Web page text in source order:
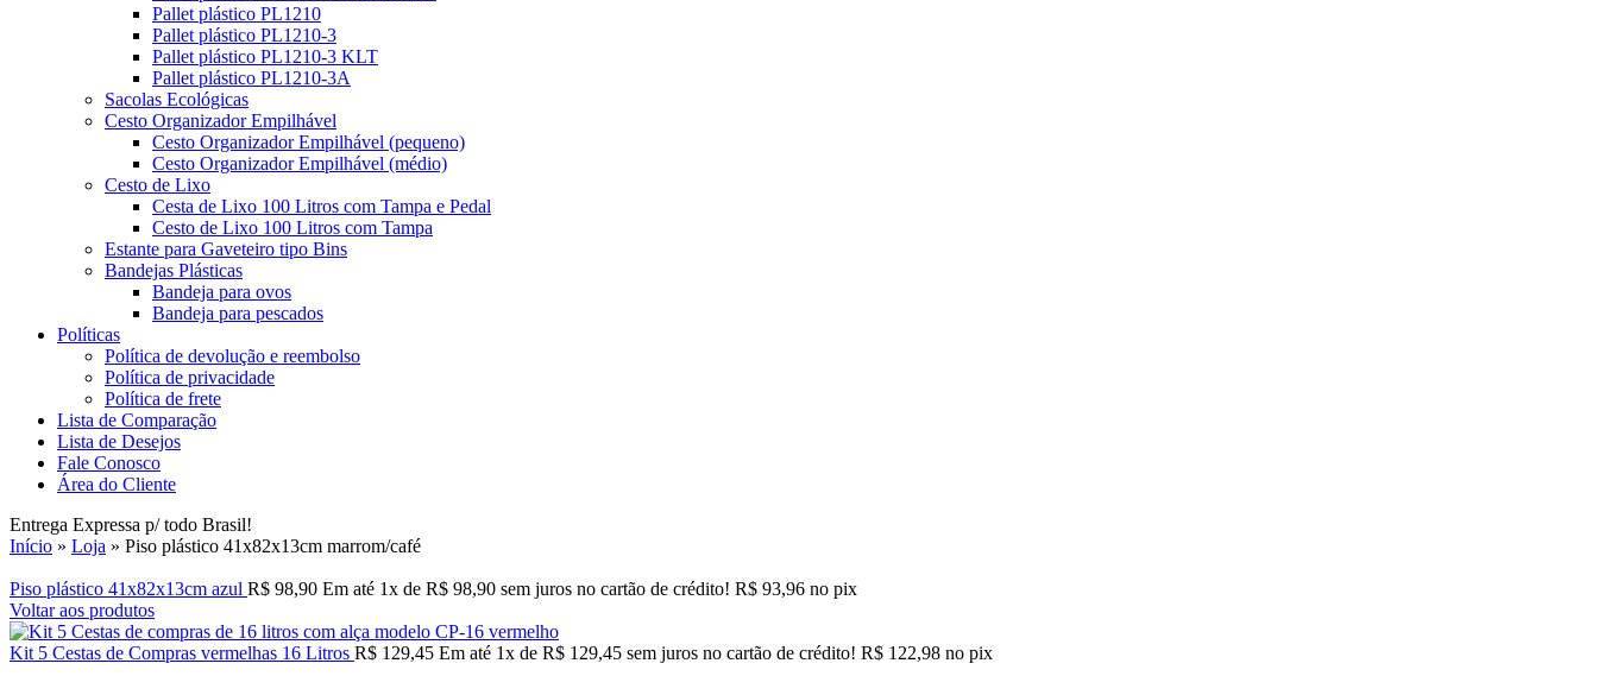
Pallet plástico PL1210
Pallet plástico PL1210-3
Pallet plástico PL1210-3 KLT
Pallet plástico PL1210-3A
Sacolas Ecológicas
Cesto Organizador Empilhável
Cesto Organizador Empilhável (pequeno)
Cesto Organizador Empilhável (médio)
Cesto de Lixo
Cesta de Lixo 100 Litros com Tampa e Pedal
Cesto de Lixo 100 Litros com Tampa
Estante para Gaveteiro tipo Bins
Bandejas Plásticas
Bandeja para ovos
Bandeja para pescados
Políticas
Política de devolução e reembolso
Política de privacidade
Política de frete
Lista de Comparação
Lista de Desejos
Fale Conosco
Área do Cliente
Entrega Expressa p/ todo Brasil!
Início » Loja » Piso plástico 41x82x13cm marrom/café
Piso plástico 41x82x13cm azul R$ 98,90 Em até 1x de R$ 98,90 sem juros no cartão de crédito! R$ 93,96 no pix
Voltar aos produtos
Kit 5 Cestas de Compras vermelhas 16 Litros R$ 129,45 Em até 1x de R$ 129,45 sem juros no cartão de crédito! R$ 122,98 no pix